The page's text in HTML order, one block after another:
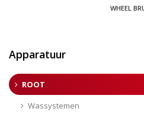
WHEEL
Apparatuur
ROOT
Wassystemen